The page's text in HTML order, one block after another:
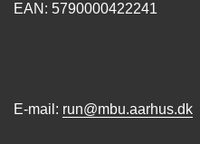
EAN: 5790000422241
E-mail: run@mbu.aarhus.dk